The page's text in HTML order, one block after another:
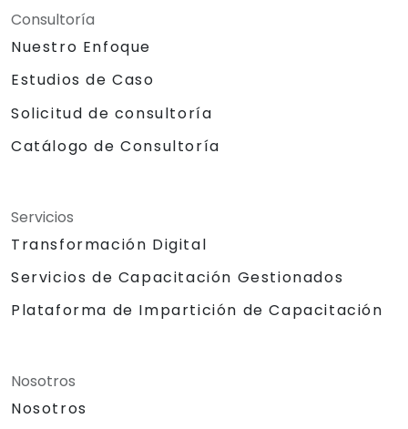
Consultoría
Nuestro Enfoque
Estudios de Caso
Solicitud de consultoría
Catálogo de Consultoría
Servicios
Transformación Digital
Servicios de Capacitación Gestionados
Plataforma de Impartición de Capacitación
Nosotros
Nosotros